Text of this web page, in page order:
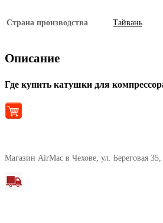
Страна производства Тайвань
Описание
Где купить катушки для
Магазин AirMac в Чехове, ул. Береговая